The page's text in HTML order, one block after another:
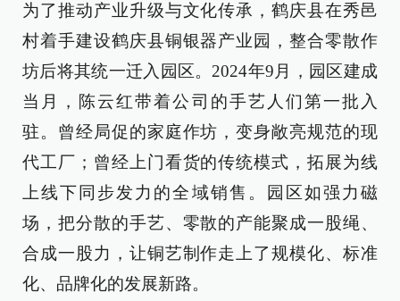
为了推动产业升级与文化传承，鹤庆县在秀邑
村着手建设鹤庆县铜银器产业园，整合零散作
坊后将其统一迁入园区。2024年9月，园区建成
当月，陈云红带着公司的手艺人们第一批入
驻。曾经局促的家庭作坊，变身敞亮规范的现
代工厂；曾经上门看货的传统模式，拓展为线
上线下同步发力的全域销售。园区如强力磁
场，把分散的手艺、零散的产能聚成一股绳、
合成一股力，让铜艺制作走上了规模化、标准
化、品牌化的发展新路。